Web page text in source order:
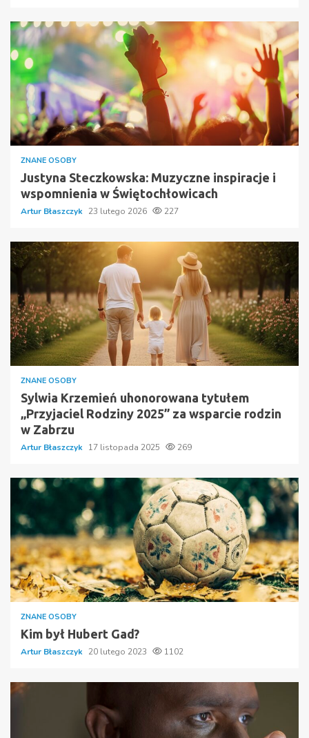
ZNANE OSOBY
Justyna Steczkowska: Muzyczne inspiracje i
wspomnienia w Świętochłowicach
Artur Błaszczyk 23 lutego 2026 227
ZNANE OSOBY
Sylwia Krzemień uhonorowana tytułem
„Przyjaciel Rodziny 2025” za wsparcie rodzin
w Zabrzu
Artur Błaszczyk 17 listopada 2025 269
ZNANE OSOBY
Kim był Hubert Gad?
Artur Błaszczyk 20 lutego 2023 1102